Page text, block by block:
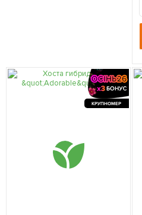
КРУПНОМЕР